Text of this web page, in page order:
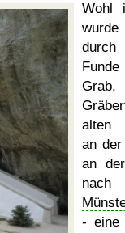
Wohl
alten
an
an
- eine